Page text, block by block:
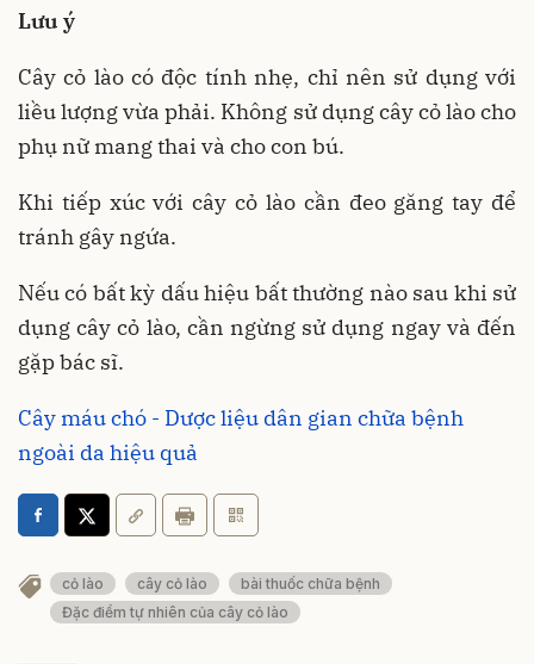
Lưu ý
Cây cỏ lào có độc tính nhẹ, chỉ nên sử dụng với
liều lượng vừa phải. Không sử dụng cây cỏ lào cho
phụ nữ mang thai và cho con bú.
Khi tiếp xúc với cây cỏ lào cần đeo găng tay để
tránh gây ngứa.
Nếu có bất kỳ dấu hiệu bất thường nào sau khi sử
dụng cây cỏ lào, cần ngừng sử dụng ngay và đến
gặp bác sĩ.
Cây máu chó - Dược liệu dân gian chữa bệnh
ngoài da hiệu quả
cỏ lào cây cỏ lào
bài thuốc chữa bệnh
Đặc điểm tự nhiên của cây cỏ lào